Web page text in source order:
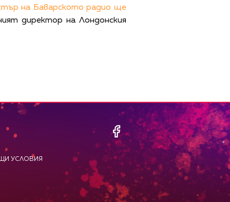
на Баварското радио ще
директор на Лондонския
УСЛОВИЯ